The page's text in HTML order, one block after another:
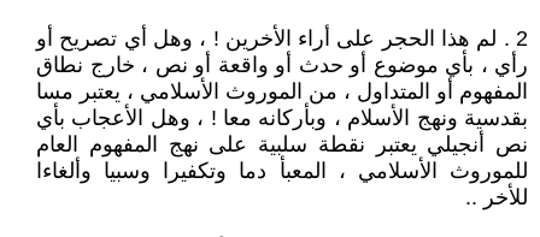
2 . لم هذا الحجر على أراء الأخرين ! ، وهل أي تصريح أو
رأي ، بأي موضوع أو حدث أو واقعة أو نص ، خارج نطاق
المفهوم أو المتداول ، من الموروث الأسلامي ، يعتبر مسا
بقدسية ونهج الأسلام ، وبأركانه معا ! ، وهل الأعجاب بأي
نص أنجيلي يعتبر نقطة سلبية على نهج المفهوم العام
للموروث الأسلامي ، المعبأ دما وتكفيرا وسبيا وألغاءا
للأخر ..